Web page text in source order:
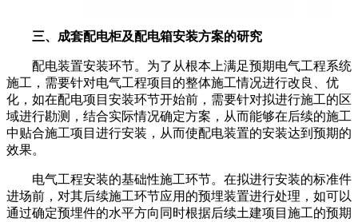
三、成套配电柜及配电箱安装方案的研究
配电装置安装环节。为了从根本上满足预期电气工程系统
施工，需要针对电气工程项目的整体施工情况进行改良、优
化，如在配电项目安装环节开始前，需要针对拟进行施工的区
域进行勘测，结合实际情况确定方案，从而能够在后续的施工
中贴合施工项目进行安装，从而使配电装置的安装达到预期的
效果。
电气工程安装的基础性施工环节。在拟进行安装的标准件
进场前，对其后续施工环节应用的预埋装置进行处理，如可以
通过确定预埋件的水平方向同时根据后续土建项目施工的预期